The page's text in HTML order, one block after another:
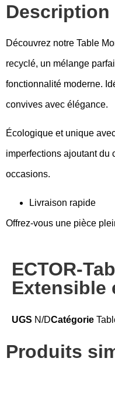
Description
Découvrez notre Table
recyclé, un mélange
fonctionnalité moderne.
convives avec élégance.
Écologique et unique
imperfections ajoutant du
occasions.
Livraison rapide
Offrez-vous une pièce
ECTOR-
Extensible
UGS N/DCatégorie
Produits